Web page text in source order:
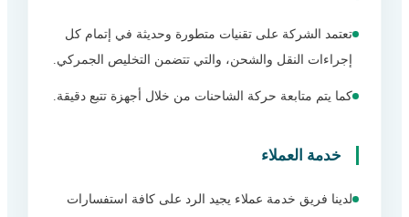
تعتمد الشركة على تقنيات متطورة وحديثة في إتمام كل
إجراءات النقل والشحن، والتي تتضمن التخليص الجمركي.
كما يتم متابعة حركة الشاحنات من خلال أجهزة تتبع دقيقة.
خدمة العملاء
لدينا فريق خدمة عملاء يجيد الرد على كافة استفسارات